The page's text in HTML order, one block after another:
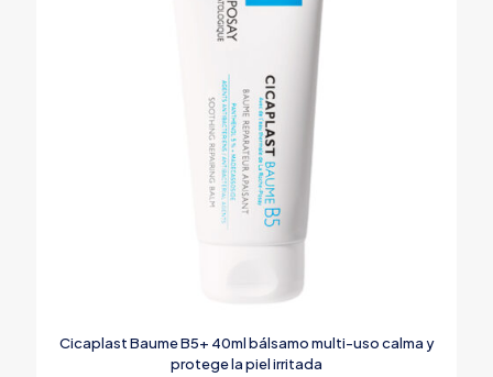
Cicaplast Baume B5+ 40ml bálsamo multi-uso calma y
protege la piel irritada